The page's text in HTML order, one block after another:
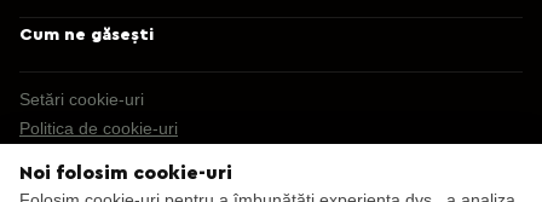
Cum ne găsești
Setări cookie-uri
Politica de cookie-uri
© 2013 – 2026 Ecaterix SRL
Noi folosim cookie-uri